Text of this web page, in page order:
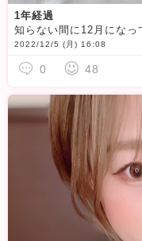
1年経過
2022/12/5 (月) 16:08
0 48